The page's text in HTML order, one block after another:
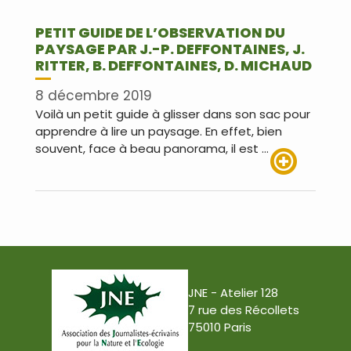
PETIT GUIDE DE L’OBSERVATION DU
PAYSAGE PAR J.-P. DEFFONTAINES, J.
RITTER, B. DEFFONTAINES, D. MICHAUD
8 décembre 2019
Voilà un petit guide à glisser dans son sac pour
apprendre à lire un paysage. En effet, bien
souvent, face à beau panorama, il est …
JNE - Atelier 128
7 rue des Récollets
75010 Paris